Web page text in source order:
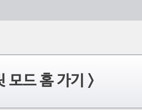
모드 홈 가기 >